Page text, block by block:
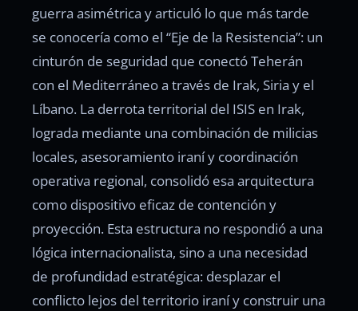
guerra asimétrica y articuló lo que más tarde
se conocería como el “Eje de la Resistencia”: un
cinturón de seguridad que conectó Teherán
con el Mediterráneo a través de Irak, Siria y el
Líbano. La derrota territorial del ISIS en Irak,
lograda mediante una combinación de milicias
locales, asesoramiento iraní y coordinación
operativa regional, consolidó esa arquitectura
como dispositivo eficaz de contención y
proyección. Esta estructura no respondió a una
lógica internacionalista, sino a una necesidad
de profundidad estratégica: desplazar el
conflicto lejos del territorio iraní y construir una